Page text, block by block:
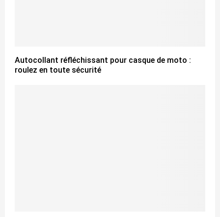
Autocollant réfléchissant pour casque de moto :
roulez en toute sécurité